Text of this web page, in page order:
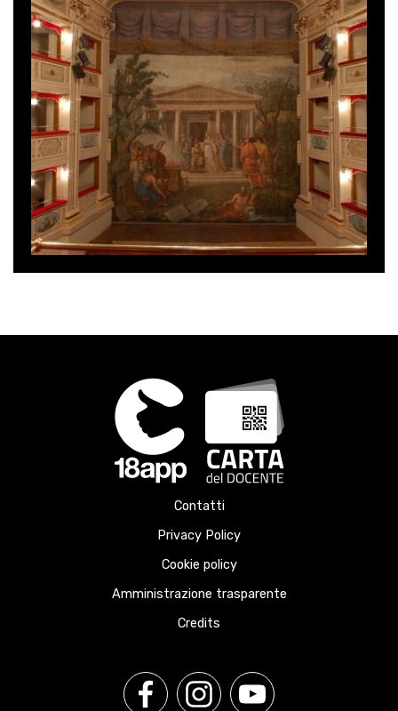
Contatti
Privacy Policy
Cookie policy
Amministrazione trasparente
Credits